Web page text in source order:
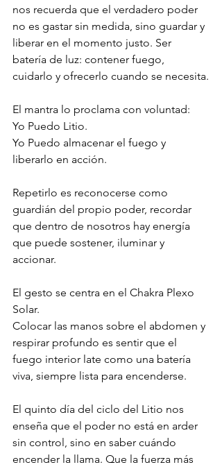
nos recuerda que el verdadero poder
no es gastar sin medida, sino guardar y
liberar en el momento justo. Ser
batería de luz: contener fuego,
cuidarlo y ofrecerlo cuando se necesita.
El mantra lo proclama con voluntad:
Yo Puedo Litio.
Yo Puedo almacenar el fuego y
liberarlo en acción.
Repetirlo es reconocerse como
guardián del propio poder, recordar
que dentro de nosotros hay energía
que puede sostener, iluminar y
accionar.
El gesto se centra en el Chakra Plexo
Solar.
Colocar las manos sobre el abdomen y
respirar profundo es sentir que el
fuego interior late como una batería
viva, siempre lista para encenderse.
El quinto día del ciclo del Litio nos
enseña que el poder no está en arder
sin control, sino en saber cuándo
encender la llama. Que la fuerza más